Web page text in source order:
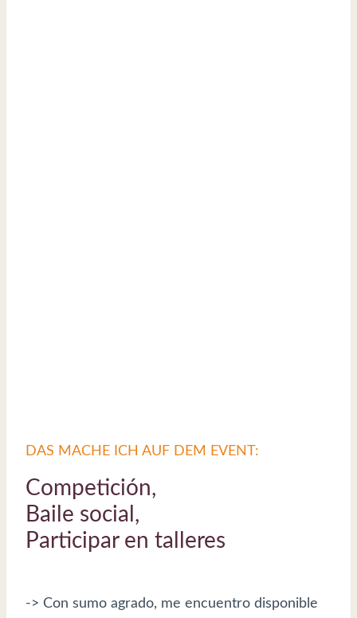
DAS MACHE ICH AUF DEM EVENT:
Competición,
Baile social,
Participar en talleres
-> Con sumo agrado, me encuentro disponible